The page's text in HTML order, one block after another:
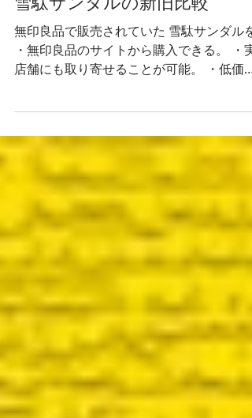
雪駄サンダルの新旧比較
無印良品で販売されていた 雪駄サンダルを
店舗にも取り寄せることが可能。 ・低価格
でコスパが良い という理由から、愛用をし
ていました。 先日「そろそろ出先でトラブ
ルが起きそう」という気配を感じたので、
Twitterのフォロワーさんがご...